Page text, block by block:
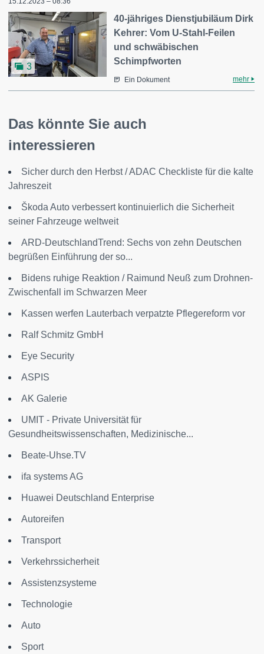
3
40-jähriges Dienstjubiläum Dirk
Kehrer: Vom U-Stahl-Feilen
und schwäbischen
Schimpfworten
Ein Dokument mehr
Das könnte Sie auch
interessieren
Sicher durch den Herbst / ADAC Checkliste für die kalte
Jahreszeit
Škoda Auto verbessert kontinuierlich die Sicherheit
seiner Fahrzeuge weltweit
ARD-DeutschlandTrend: Sechs von zehn Deutschen
begrüßen Einführung der so...
Bidens ruhige Reaktion / Raimund Neuß zum Drohnen-
Zwischenfall im Schwarzen Meer
Kassen werfen Lauterbach verpatzte Pflegereform vor
Ralf Schmitz GmbH
Eye Security
ASPIS
AK Galerie
UMIT - Private Universität für
Gesundheitswissenschaften, Medizinische...
Beate-Uhse.TV
ifa systems AG
Huawei Deutschland Enterprise
Autoreifen
Transport
Verkehrssicherheit
Assistenzsysteme
Technologie
Auto
Sport